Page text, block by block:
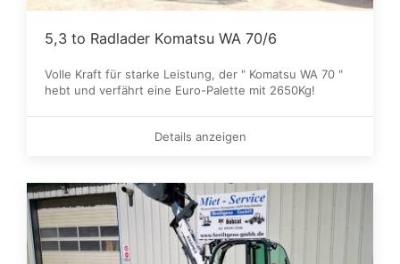
5,3 to Radlader Komatsu WA 70/6
Volle Kraft für starke Leistung, der " Komatsu WA 70 "
hebt und verfährt eine Euro-Palette mit 2650Kg!
Details anzeigen